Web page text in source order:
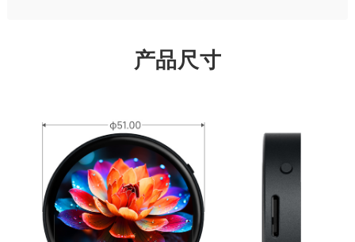
产品尺寸